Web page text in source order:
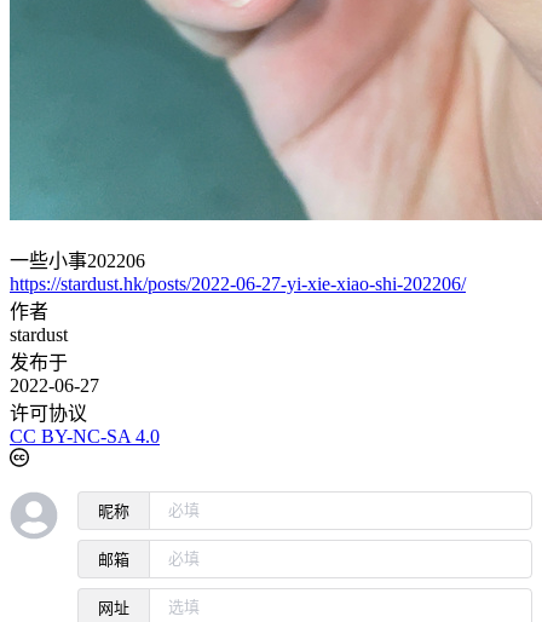
一些小事202206
https://stardust.hk/posts/2022-06-27-yi-xie-xiao-shi-202206/
作者
stardust
发布于
2022-06-27
许可协议
CC BY-NC-SA 4.0
昵称
邮箱
网址